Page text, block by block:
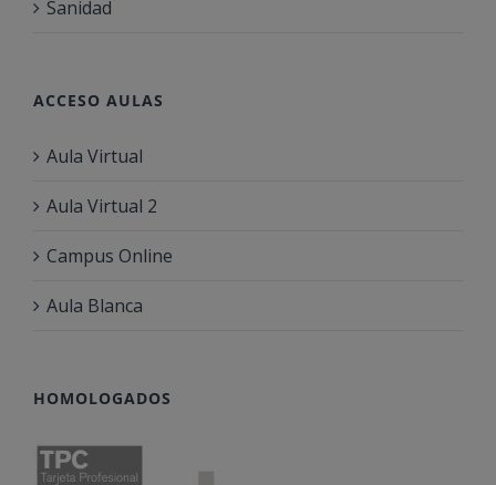
Sanidad
ACCESO AULAS
Aula Virtual
Aula Virtual 2
Campus Online
Aula Blanca
HOMOLOGADOS